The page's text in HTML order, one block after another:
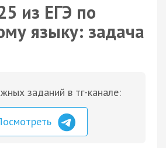
из ЕГЭ по
языку: задача
заданий в тг-канале: